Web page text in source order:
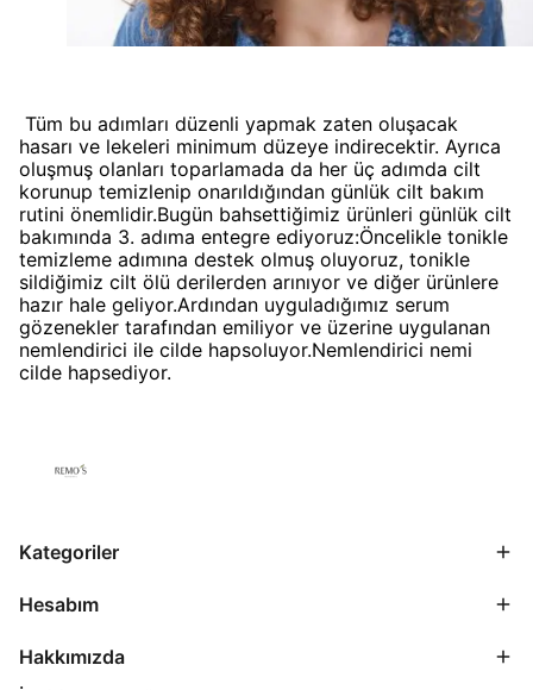
Tüm bu adımları düzenli yapmak zaten oluşacak
hasarı ve lekeleri minimum düzeye indirecektir. Ayrıca
oluşmuş olanları toparlamada da her üç adımda cilt
korunup temizlenip onarıldığından günlük cilt bakım
rutini önemlidir.Bugün bahsettiğimiz ürünleri günlük cilt
bakımında 3. adıma entegre ediyoruz:Öncelikle tonikle
temizleme adımına destek olmuş oluyoruz, tonikle
sildiğimiz cilt ölü derilerden arınıyor ve diğer ürünlere
hazır hale geliyor.Ardından uyguladığımız serum
gözenekler tarafından emiliyor ve üzerine uygulanan
nemlendirici ile cilde hapsoluyor.Nemlendirici nemi
cilde hapsediyor.
Kategoriler
Hesabım
Hakkımızda